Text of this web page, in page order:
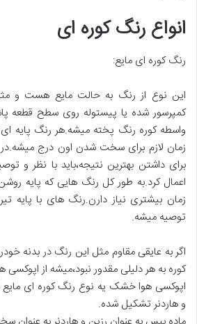
انواع رنگ کوره ای
رنگ کوره ای مایع:
این نوع از رنگ به حالت مایع هست و
کمپرسور شده یا پیستوله روی سطح قطعه
واسطه کوره رنگ پخته میشه.هر رنگ پایه
زمان لازم برای سخت شدن اون درج میشه.در
برای داشتن بهترین نتیجه،باید با نظر و
اعمال کرد.به طور کل رنگ هایی که پایه
زمان بیشتری نیاز دارن.رنگ های با پایه
توصیه میشه.
اگر به عایقی مقاوم مثل این رنگ در بدنه
کوره به هر دلیلی مقدور نبود،میشه از
اپوکسی هوا خشک یه نوع رنگ کوره ای
و هاردنر تشکیل شده.